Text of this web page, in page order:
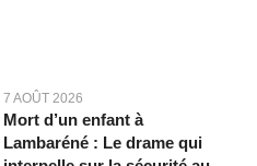
7 AOÛT 2026
Mort d’un enfant à
Lambaréné : Le drame qui